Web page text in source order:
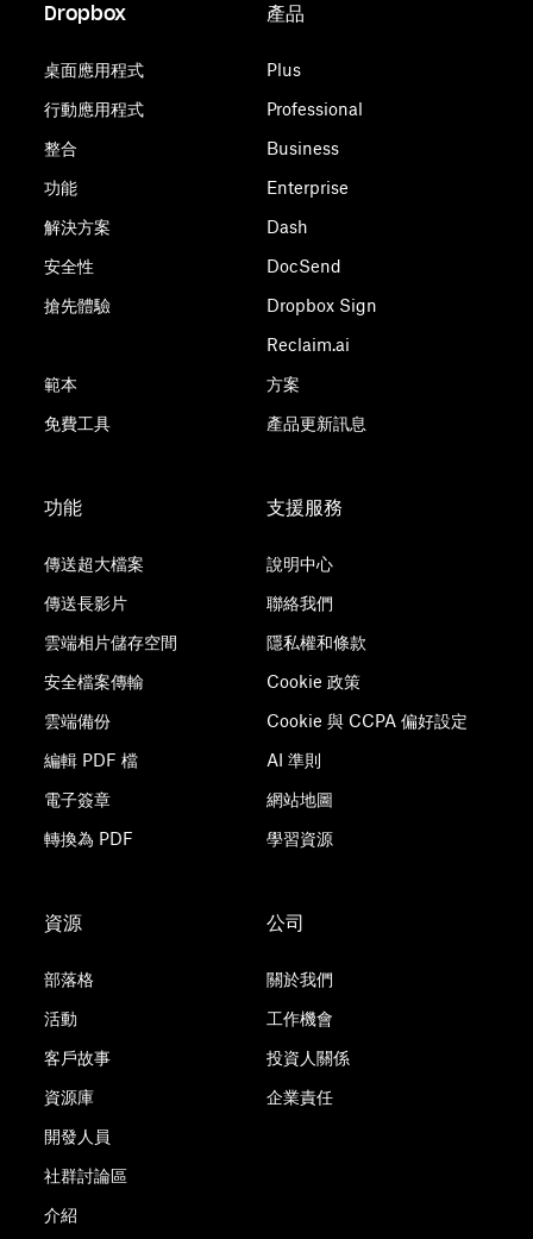
Dropbox
桌面應用程式
行動應用程式
整合
功能
解決方案
安全性
搶先體驗
範本
免費工具
產品
Plus
Professional
Business
Enterprise
Dash
DocSend
Dropbox Sign
Reclaim.ai
方案
產品更新訊息
功能
傳送超大檔案
傳送長影片
雲端相片儲存空間
安全檔案傳輸
雲端備份
編輯 PDF 檔
電子簽章
轉換為 PDF
支援服務
說明中心
聯絡我們
隱私權和條款
Cookie 政策
Cookie 與 CCPA 偏好設定
AI 準則
網站地圖
學習資源
資源
部落格
活動
客戶故事
資源庫
開發人員
社群討論區
介紹
公司
關於我們
工作機會
投資人關係
企業責任